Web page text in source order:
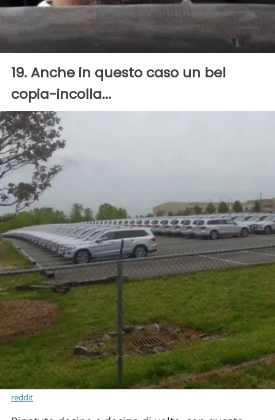
19. Anche in questo caso un bel
copia-incolla...
reddit